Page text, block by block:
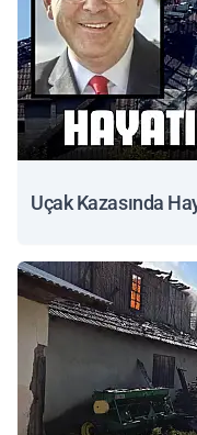
Uçak Kazasında